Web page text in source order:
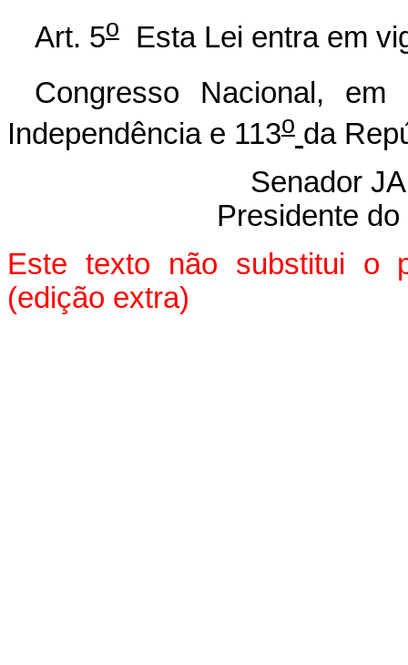
Art. 5o
Esta Lei entra em
Congresso Nacional,
Independência e 113o da
Senador
Presidente
Este texto não substitui o
(edição extra)